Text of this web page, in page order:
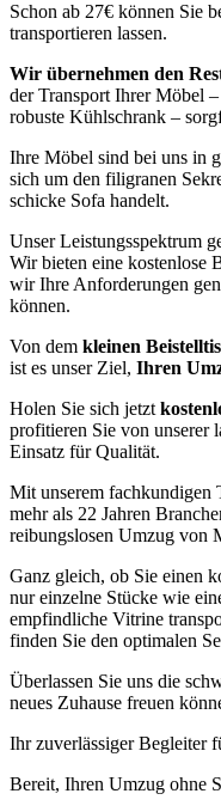
Schon ab 27€ können Sie
transportieren lassen.
Wir übernehmen den
der Transport Ihrer Möbel
robuste Kühlschrank –
Ihre Möbel sind bei uns in
sich um den filigranen
schicke Sofa handelt.
Unser Leistungsspektrum
Wir bieten eine kostenlose
wir Ihre Anforderungen
können.
Von dem kleinen
ist es unser Ziel, Ihren
Holen Sie sich jetzt
profitieren Sie von unserer
Einsatz für Qualität.
Mit unserem fachkundigen
mehr als 22 Jahren
reibungslosen Umzug von
Ganz gleich, ob Sie einen
nur einzelne Stücke wie
empfindliche Vitrine
finden Sie den optimalen
Überlassen Sie uns die
neues Zuhause freuen
Ihr zuverlässiger Begleiter
Bereit, Ihren Umzug ohne